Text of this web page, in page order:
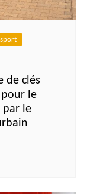
de clés
pour le
le